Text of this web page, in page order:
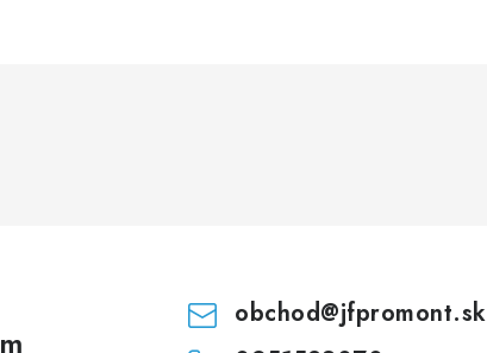
obchod@jfpromont.sk